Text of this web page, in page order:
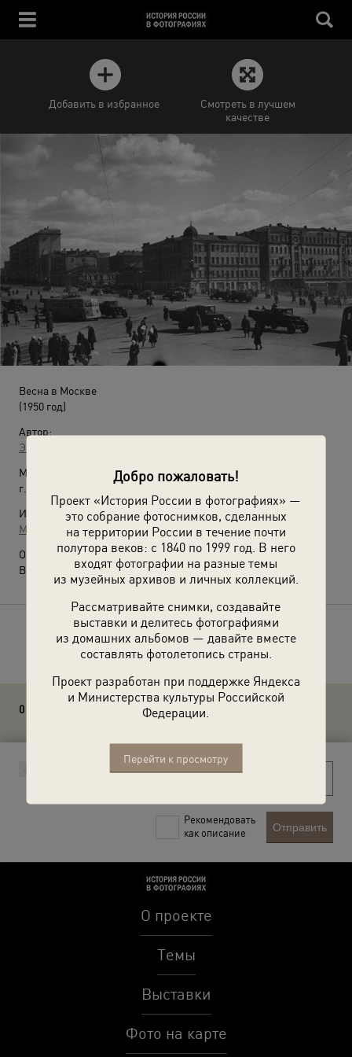
Добро пожаловать!
Проект «История России в фотографиях» —
это собрание фотоснимков, сделанных
на территории России в течение почти
полутора веков: с 1840 по 1999 год. В него
входят фотографии на разные темы
из музейных архивов и личных коллекций.
Рассматривайте снимки, создавайте
выставки и делитесь фотографиями
из домашних альбомов — давайте вместе
составлять фотолетопись страны.
Проект разработан при поддержке Яндекса
и Министерства культуры Российской
Федерации.
Перейти к просмотру
Добавить в избранное
Смотреть в лучшем
качестве
Весна в Москве
(1950 год)
Автор:
Эммануил Евзерихин
Место съемки:
г. Москва
Источники:
МАММ / МДФ
О фотографии:
Выставка
«Московский троллейбус» с этой фотографией.
Расскажите друзьям об этом фото
0 комментариев
Рекомендовать
как описание
Отправить
О проекте
Темы
Выставки
Фото на карте